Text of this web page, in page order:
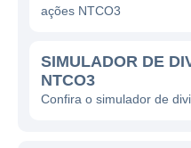
ações NTCO3
SIMULADOR DE
NTCO3
Confira o simulador de